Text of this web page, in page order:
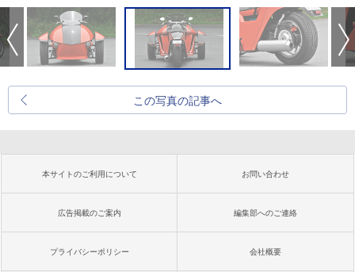
この写真の記事へ
本サイトのご利用について お問い合わせ
広告掲載のご案内 編集部へのご連絡
プライバシーポリシー 会社概要